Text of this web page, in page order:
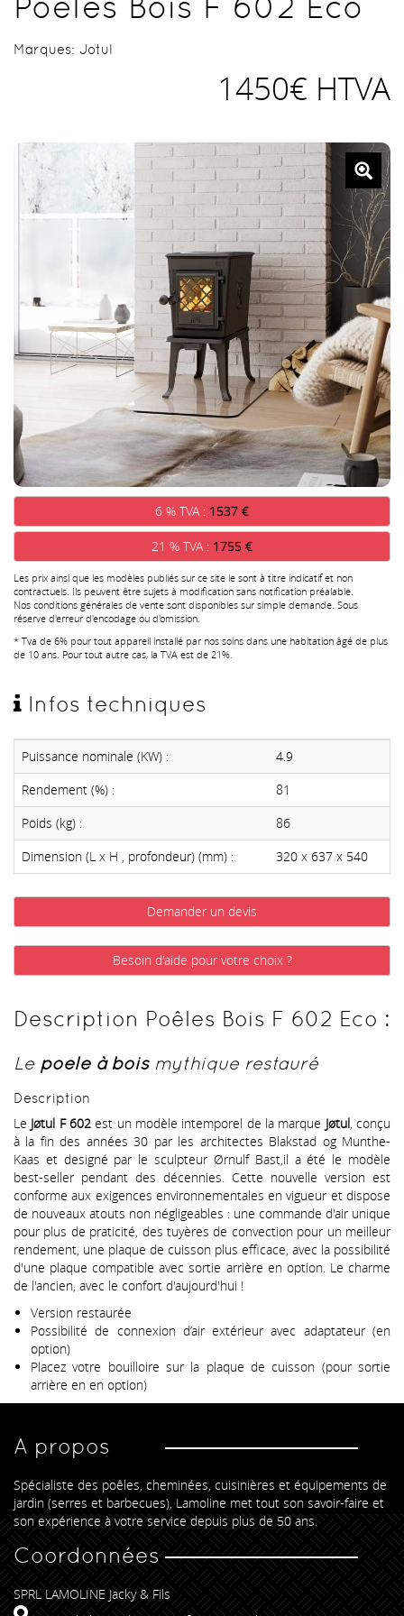
Marques: Jotul
1450€ HTVA
6 % TVA : 1537 €
21 % TVA : 1755 €
Les prix ainsi que les modèles publiés sur ce site le sont à titre indicatif et non
contractuels. Ils peuvent être sujets à modification sans notification préalable.
Nos conditions générales de vente sont disponibles sur simple demande. Sous
réserve d'erreur d'encodage ou d'omission.
* Tva de 6% pour tout appareil installé par nos soins dans une habitation âgé de plus
de 10 ans. Pour tout autre cas, la TVA est de 21%.
Infos techniques
Puissance nominale (KW) :
4.9
Rendement (%) :
81
Poids (kg) :
86
Dimension (L x H , profondeur) (mm) :
320 x 637 x 540
Demander un devis
Besoin d'aide pour votre choix ?
Description Poêles Bois F 602 Eco :
Le poêle à boismythique restauré
Description
Le Jøtul F 602 est un modèle intemporel de la marque Jøtul, conçu
à la fin des années 30 par les architectes Blakstad og Munthe-
Kaas et designé par le sculpteur Ørnulf Bast,il a été le modèle
best-seller pendant des décennies. Cette nouvelle version est
conforme aux exigences environnementales en vigueur et dispose
de nouveaux atouts non négligeables : une commande d'air unique
pour plus de praticité, des tuyères de convection pour un meilleur
rendement, une plaque de cuisson plus efficace, avec la possibilité
d'une plaque compatible avec sortie arrière en option. Le charme
de l'ancien, avec le confort d'aujourd'hui !
Version restaurée
Possibilité de connexion d’air extérieur avec adaptateur (en
option)
Placez votre bouilloire sur la plaque de cuisson (pour sortie
arrière en en option)
A propos
Spécialiste des poêles, cheminées, cuisinières et équipements de
jardin (serres et barbecues), Lamoline met tout son savoir-faire et
son expérience à votre service depuis plus de 50 ans.
Coordonnées
SPRL LAMOLINE Jacky & Fils